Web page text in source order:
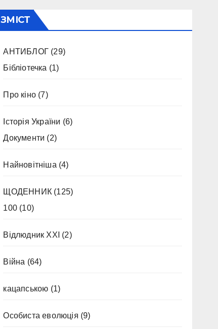
ЗМІСТ
АНТИБЛОГ(29)
Бібліотечка (1)
Про кіно(7)
Історія України (6)
Документи (2)
Найновітніша (4)
ЩОДЕННИК(125)
100(10)
Відлюдник XXI (2)
Війна (64)
кацапською (1)
Особиста еволюція (9)